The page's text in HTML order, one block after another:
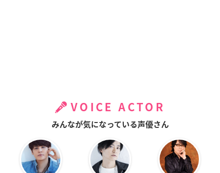
VOICE ACTOR
みんなが気になっている声優さん